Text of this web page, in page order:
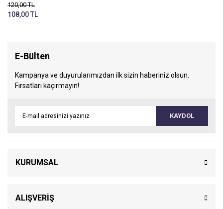
120,00 TL
108,00 TL
E-Bülten
Kampanya ve duyurularımızdan ilk sizin haberiniz olsun.
Fırsatları kaçırmayın!
KAYDOL
KURUMSAL
ALIŞVERİŞ